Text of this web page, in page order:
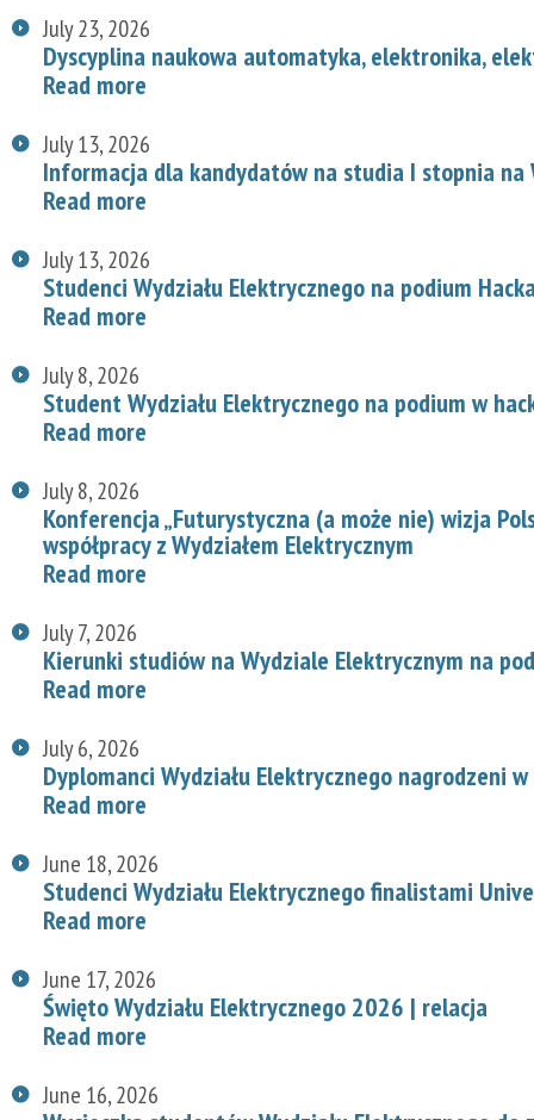
July 23, 2026
Dyscyplina naukowa automatyka, elektronika,
Read more
July 13, 2026
Informacja dla kandydatów na studia I stopnia na
Read more
July 13, 2026
Studenci Wydziału Elektrycznego na podium
Read more
July 8, 2026
Student Wydziału Elektrycznego na podium w
Read more
July 8, 2026
Konferencja „Futurystyczna (a może nie) wizja
współpracy z Wydziałem Elektrycznym
Read more
July 7, 2026
Kierunki studiów na Wydziale Elektrycznym na
Read more
July 6, 2026
Dyplomanci Wydziału Elektrycznego nagrodzeni
Read more
June 18, 2026
Studenci Wydziału Elektrycznego finalistami
Read more
June 17, 2026
Święto Wydziału Elektrycznego 2026 | relacja
Read more
June 16, 2026